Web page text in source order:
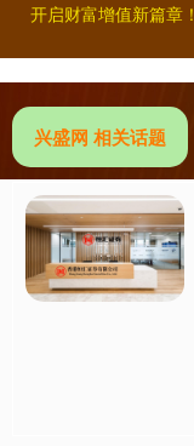
开启财富增值新篇章！
兴盛网 相关话题